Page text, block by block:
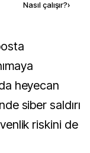
Nasıl çalışır?›
heyecan
siber saldırı
riskini de